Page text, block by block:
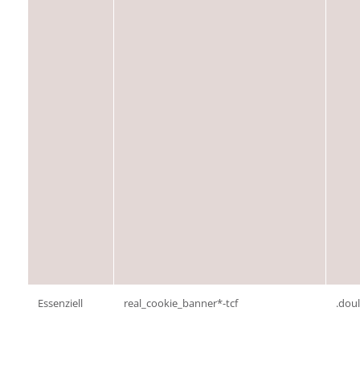
Essenziell real_cookie_banner*-tcf